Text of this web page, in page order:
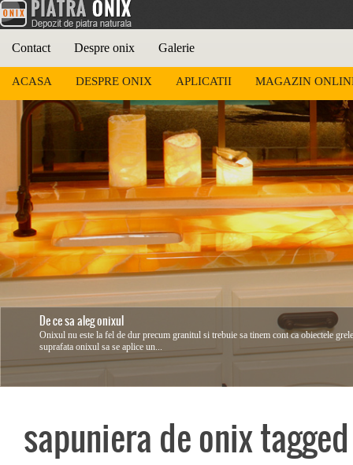
Contact Despre onix Galerie
ACASA DESPRE ONIX APLICATII MAGAZIN
De ce sa aleg onixul
Onixul nu este la fel de dur precum granitul si trebuie sa tinem cont ca obiectele
suprafata onixul sa se aplice un...
sapuniera de onix